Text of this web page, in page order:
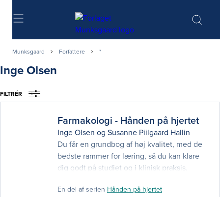
Søg
Munksgaard Forfattere *
Inge Olsen
FILTRÉR
Farmakologi - Hånden på hjertet
Inge Olsen og Susanne Piilgaard Hallin
Du får en grundbog af høj kvalitet, med de
bedste rammer for læring, så du kan klare
dig godt på studiet og i klinisk praksis.
grundig indføring i almen farmakologi,
En del af serien Hånden på hjertet